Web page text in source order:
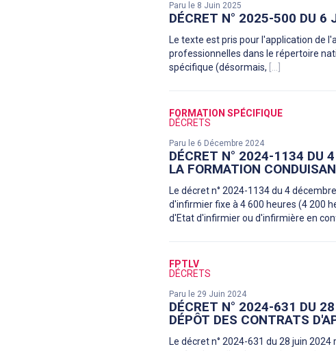
Paru le 8 Juin 2025
DÉCRET N° 2025-500 DU 6
Le texte est pris pour l'application de
professionnelles dans le répertoire
spécifique (désormais, [...]
FORMATION SPÉCIFIQUE
DÉCRETS
Paru le 6 Décembre 2024
DÉCRET N° 2024-1134 DU
LA FORMATION
Le décret n° 2024-1134 du 4
d'infirmier fixe à 4 600 heures (4 200
d'Etat d'infirmier ou d'infirmière en
FPTLV
DÉCRETS
Paru le 29 Juin 2024
DÉCRET N° 2024-631 DU
DÉPÔT DES CONTRATS
Le décret n° 2024-631 du 28 juin